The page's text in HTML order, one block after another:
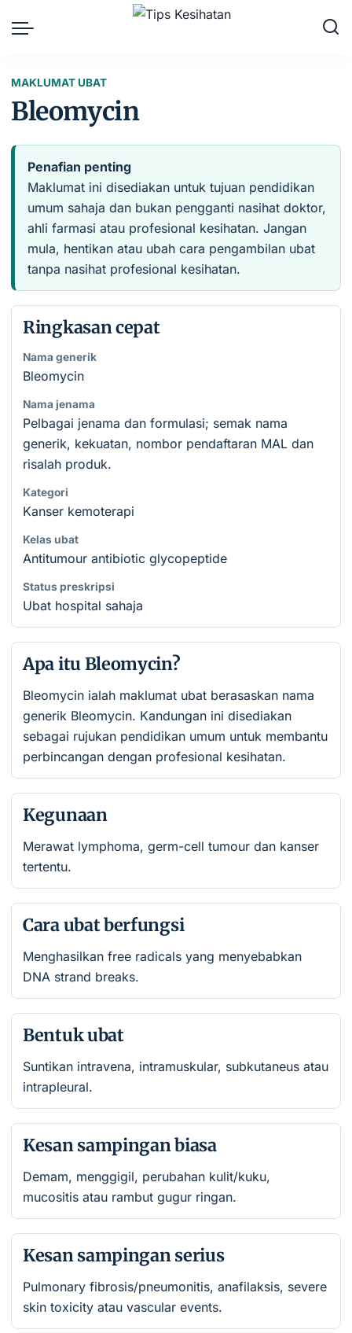
MAKLUMAT UBAT
Bleomycin
Penafian penting
Maklumat ini disediakan untuk tujuan pendidikan
umum sahaja dan bukan pengganti nasihat doktor,
ahli farmasi atau profesional kesihatan. Jangan
mula, hentikan atau ubah cara pengambilan ubat
tanpa nasihat profesional kesihatan.
Ringkasan cepat
Nama generik
Bleomycin
Nama jenama
Pelbagai jenama dan formulasi; semak nama
generik, kekuatan, nombor pendaftaran MAL dan
risalah produk.
Kategori
Kanser kemoterapi
Kelas ubat
Antitumour antibiotic glycopeptide
Status preskripsi
Ubat hospital sahaja
Apa itu Bleomycin?
Bleomycin ialah maklumat ubat berasaskan nama
generik Bleomycin. Kandungan ini disediakan
sebagai rujukan pendidikan umum untuk membantu
perbincangan dengan profesional kesihatan.
Kegunaan
Merawat lymphoma, germ-cell tumour dan kanser
tertentu.
Cara ubat berfungsi
Menghasilkan free radicals yang menyebabkan
DNA strand breaks.
Bentuk ubat
Suntikan intravena, intramuskular, subkutaneus atau
intrapleural.
Kesan sampingan biasa
Demam, menggigil, perubahan kulit/kuku,
mucositis atau rambut gugur ringan.
Kesan sampingan serius
Pulmonary fibrosis/pneumonitis, anafilaksis, severe
skin toxicity atau vascular events.